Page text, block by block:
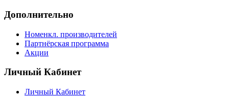
Дополнительно
Номенкл. производителей
Партнёрская программа
Акции
Личный Кабинет
Личный Кабинет